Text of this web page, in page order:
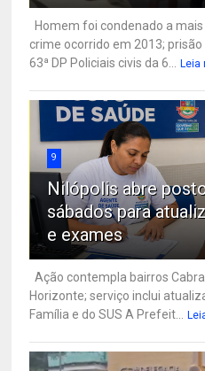
Homem foi condenado a
crime ocorrido em 2013;
63ª DP Policiais civis da 6...
Leia
9
Nilópolis abre
sábados para
e exames
Ação contempla bairros
Horizonte; serviço inclui
Família e do SUS A Prefeit...